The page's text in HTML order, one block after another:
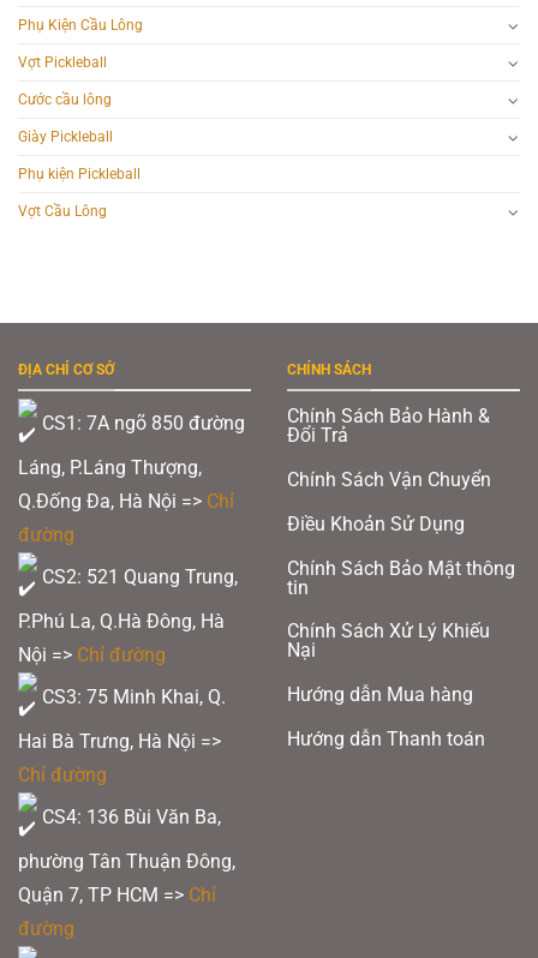
Phụ Kiện Cầu Lông
Vợt Pickleball
Cước cầu lông
Giày Pickleball
Phụ kiện Pickleball
Vợt Cầu Lông
ĐỊA CHỈ CƠ SỞ
CS1: 7A ngõ 850 đường
Láng, P.Láng Thượng,
Q.Đống Đa, Hà Nội => Chỉ
đường
CS2: 521 Quang Trung,
P.Phú La, Q.Hà Đông, Hà
Nội => Chỉ đường
CS3: 75 Minh Khai, Q.
Hai Bà Trưng, Hà Nội =>
Chỉ đường
CS4: 136 Bùi Văn Ba,
phường Tân Thuận Đông,
Quận 7, TP HCM => Chỉ
đường
CHÍNH SÁCH
Chính Sách Bảo Hành &
Đổi Trả
Chính Sách Vận Chuyển
Điều Khoản Sử Dụng
Chính Sách Bảo Mật thông
tin
Chính Sách Xử Lý Khiếu
Nại
Hướng dẫn Mua hàng
Hướng dẫn Thanh toán